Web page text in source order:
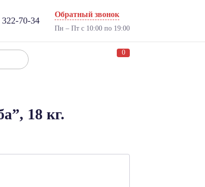
70-34
Обратный звонок
Пн – Пт с 10:00 по 19:00
0
18 кг.